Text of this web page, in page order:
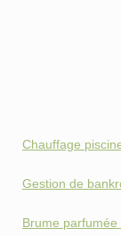
Chauffage
Gestion de
Brume